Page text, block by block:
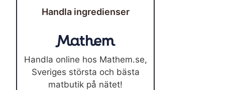
Handla ingredienser
Handla online hos Mathem.se,
Sveriges största och bästa
matbutik på nätet!